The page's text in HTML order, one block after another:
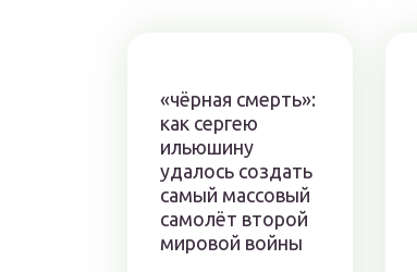
«чёрная смерть»:
как сергею
ильюшину
удалось создать
самый массовый
самолёт второй
мировой войны